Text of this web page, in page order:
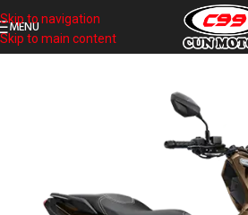
Skip to navigation
Skip to main content
MENU